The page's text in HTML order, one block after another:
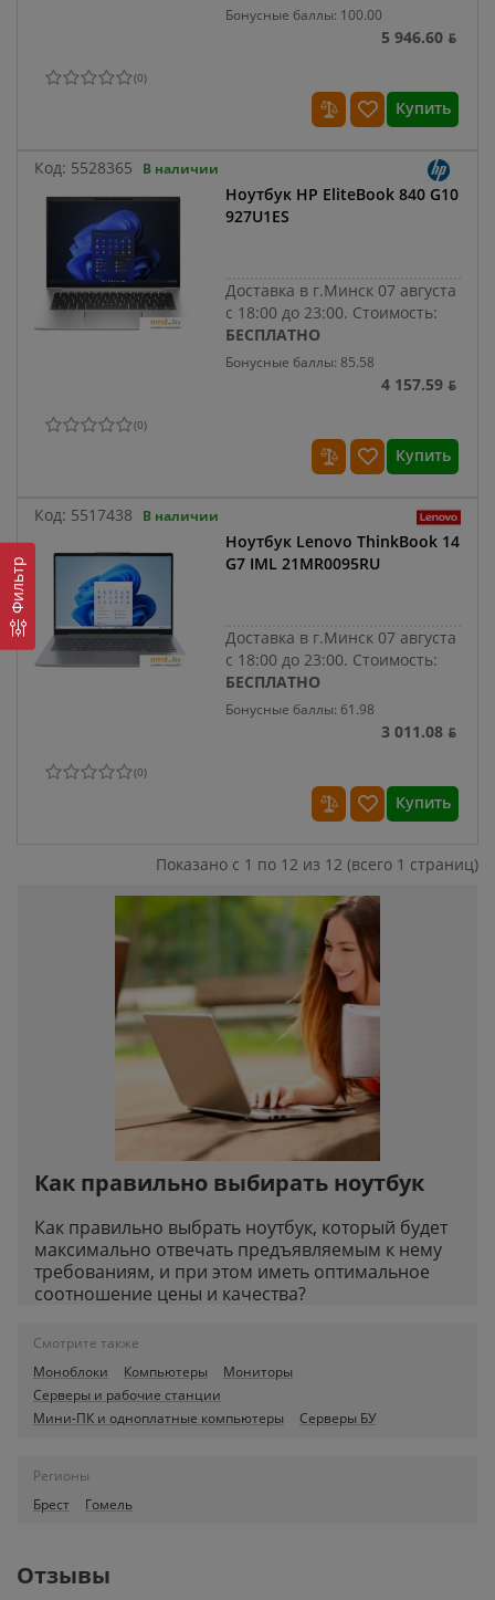
Фильтр
Бонусные баллы: 100.00
5 946.60 ƃ
(0)
Купить
Код: 5528365 В наличии
Ноутбук HP EliteBook 840 G10
927U1ES
Доставка в г.Минск 07 августа
с 18:00 до 23:00. Стоимость:
БЕСПЛАТНО
Бонусные баллы: 85.58
4 157.59 ƃ
(0)
Купить
Код: 5517438 В наличии
Ноутбук Lenovo ThinkBook 14
G7 IML 21MR0095RU
Доставка в г.Минск 07 августа
с 18:00 до 23:00. Стоимость:
БЕСПЛАТНО
Бонусные баллы: 61.98
3 011.08 ƃ
(0)
Купить
Показано с 1 по 12 из 12 (всего 1 страниц)
Как правильно выбирать ноутбук
Как правильно выбрать ноутбук, который будет
максимально отвечать предъявляемым к нему
требованиям, и при этом иметь оптимальное
соотношение цены и качества?
Смотрите также
Моноблоки
Компьютеры
Мониторы
Серверы и рабочие станции
Мини-ПК и одноплатные компьютеры
Серверы БУ
Регионы
Брест
Гомель
Отзывы